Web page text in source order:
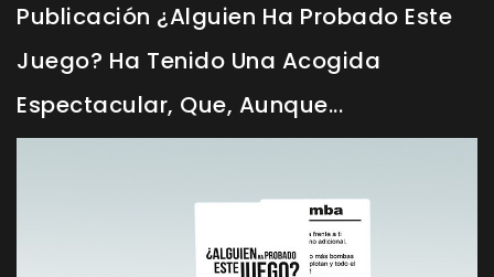
Publicación ¿Alguien Ha Probado Este
Juego? Ha Tenido Una Acogida
Espectacular, Que, Aunque...